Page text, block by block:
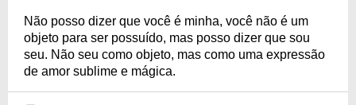
Não posso dizer que você é minha, você não é um
objeto para ser possuído, mas posso dizer que sou
seu. Não seu como objeto, mas como uma expressão
de amor sublime e mágica.